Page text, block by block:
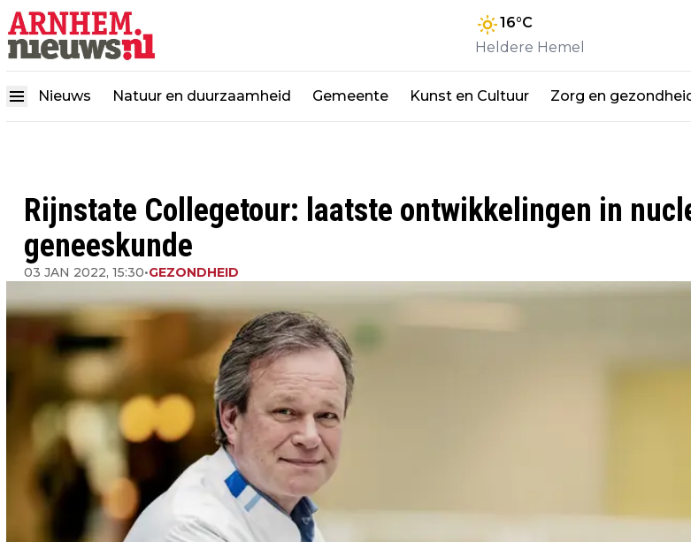
16°C
Heldere Hemel
Nieuws Natuur en duurzaamheid Gemeente Kunst en Cultuur Zorg en
Rijnstate Collegetour: laatste ontwikkelingen in
geneeskunde
03 JAN 2022, 15:30•GEZONDHEID